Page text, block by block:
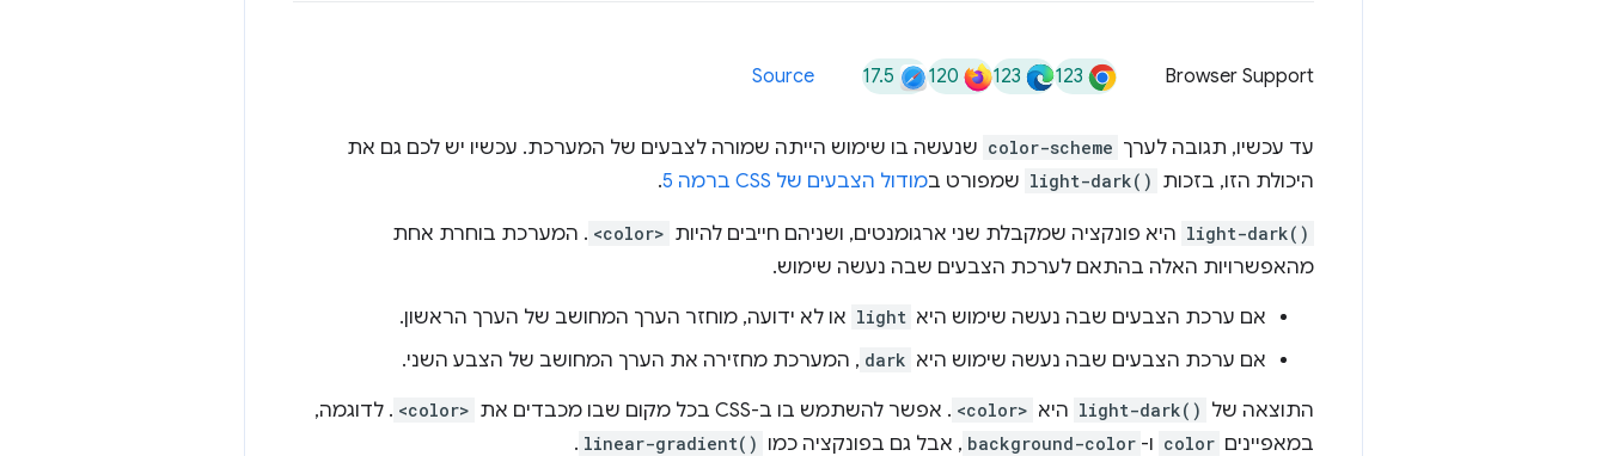
Browser Support
123
123
120
17.5
Source
עד עכשיו, תגובה לערך color-scheme שנעשה בו שימוש הייתה שמורה לצבעים של המערכת. עכשיו יש לכם גם את
היכולת הזו, בזכות light-dark() שמפורט במודול הצבעים של CSS ברמה 5 .
light-dark() היא פונקציה שמקבלת שני ארגומנטים, ושניהם חייבים להיות <color> . המערכת בוחרת אחת
מהאפשרויות האלה בהתאם לערכת הצבעים שבה נעשה שימוש.
אם ערכת הצבעים שבה נעשה שימוש היא light או לא ידועה, מוחזר הערך המחושב של הערך הראשון.
אם ערכת הצבעים שבה נעשה שימוש היא dark , המערכת מחזירה את הערך המחושב של הצבע השני.
התוצאה של light-dark() היא <color> . אפשר להשתמש בו ב-CSS בכל מקום שבו מכבדים את <color> . לדוגמה,
במאפיינים color ו- background-color , אבל גם בפונקציה כמו linear-gradient()
.